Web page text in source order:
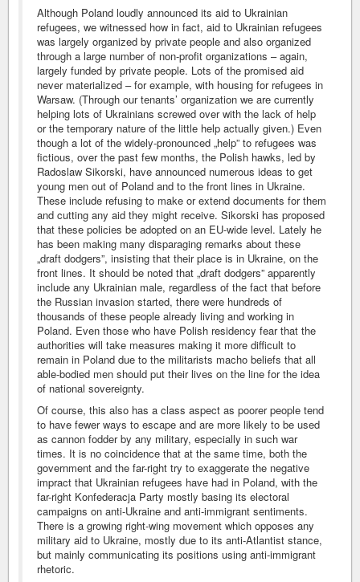
Although Poland loudly announced its aid to Ukrainian
refugees, we witnessed how in fact, aid to Ukrainian refugees
was largely organized by private people and also organized
through a large number of non-profit organizations – again,
largely funded by private people. Lots of the promised aid
never materialized – for example, with housing for refugees in
Warsaw. (Through our tenants’ organization we are currently
helping lots of Ukrainians screwed over with the lack of help
or the temporary nature of the little help actually given.) Even
though a lot of the widely-pronounced „help” to refugees was
fictious, over the past few months, the Polish hawks, led by
Radoslaw Sikorski, have announced numerous ideas to get
young men out of Poland and to the front lines in Ukraine.
These include refusing to make or extend documents for them
and cutting any aid they might receive. Sikorski has proposed
that these policies be adopted on an EU-wide level. Lately he
has been making many disparaging remarks about these
„draft dodgers”, insisting that their place is in Ukraine, on the
front lines. It should be noted that „draft dodgers” apparently
include any Ukrainian male, regardless of the fact that before
the Russian invasion started, there were hundreds of
thousands of these people already living and working in
Poland. Even those who have Polish residency fear that the
authorities will take measures making it more difficult to
remain in Poland due to the militarists macho beliefs that all
able-bodied men should put their lives on the line for the idea
of national sovereignty.
Of course, this also has a class aspect as poorer people tend
to have fewer ways to escape and are more likely to be used
as cannon fodder by any military, especially in such war
times. It is no coincidence that at the same time, both the
government and the far-right try to exaggerate the negative
impract that Ukrainian refugees have had in Poland, with the
far-right Konfederacja Party mostly basing its electoral
campaigns on anti-Ukraine and anti-immigrant sentiments.
There is a growing right-wing movement which opposes any
military aid to Ukraine, mostly due to its anti-Atlantist stance,
but mainly communicating its positions using anti-immigrant
rhetoric.